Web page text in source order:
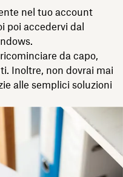
nel tuo account
poi accedervi dal
da capo,
Inoltre, non dovrai mai
alle semplici soluzioni